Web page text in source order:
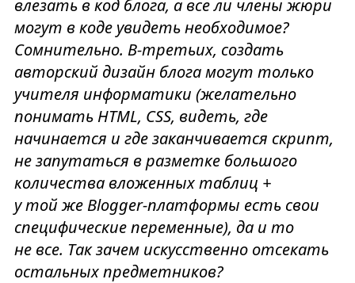
влезать в код блога, а все ли члены жюри
могут в коде увидеть необходимое?
Сомнительно. В-третьих, создать
авторский дизайн блога могут только
учителя информатики (желательно
понимать HTML, CSS, видеть, где
начинается и где заканчивается скрипт,
не запутаться в разметке большого
количества вложенных таблиц +
у той же Blogger-платформы есть свои
специфические переменные), да и то
не все. Так зачем искусственно отсекать
остальных предметников?